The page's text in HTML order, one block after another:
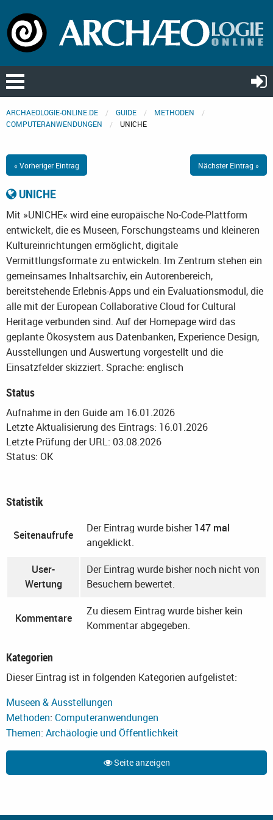
ARCHAEOLOGIE-ONLINE.DE GUIDE
METHODEN
COMPUTERANWENDUNGEN
UNICHE
« Vorheriger Eintrag Nächster Eintrag »
UNICHE
Mit »UNICHE« wird eine europäische No-Code-Plattform
entwickelt, die es Museen, Forschungsteams und kleineren
Kultureinrichtungen ermöglicht, digitale
Vermittlungsformate zu entwickeln. Im Zentrum stehen ein
gemeinsames Inhaltsarchiv, ein Autorenbereich,
bereitstehende Erlebnis-Apps und ein Evaluationsmodul, die
alle mit der European Collaborative Cloud for Cultural
Heritage verbunden sind. Auf der Homepage wird das
geplante Ökosystem aus Datenbanken, Experience Design,
Ausstellungen und Auswertung vorgestellt und die
Einsatzfelder skizziert. Sprache: englisch
Status
Aufnahme in den Guide am 16.01.2026
Letzte Aktualisierung des Eintrags: 16.01.2026
Letzte Prüfung der URL: 03.08.2026
Status: OK
Statistik
Seitenaufrufe
Der Eintrag wurde bisher147 mal
angeklickt.
User-
Wertung
Der Eintrag wurde bisher noch nicht von
Besuchern bewertet.
Kommentare
Zu diesem Eintrag wurde bisher kein
Kommentar abgegeben.
Kategorien
Dieser Eintrag ist in folgenden Kategorien aufgelistet:
Museen & Ausstellungen
Methoden: Computeranwendungen
Themen: Archäologie und Öffentlichkeit
Seite anzeigen